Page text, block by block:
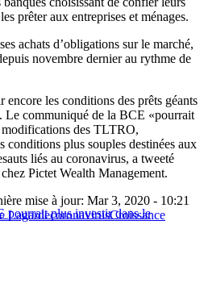
prêter aux entreprises et ménages.
achats d’obligations sur le marché,
novembre dernier au rythme de
encore les conditions des prêts géants
Le communiqué de la BCE «pourrait
des TLTRO,
conditions plus souples destinées aux
liés au coronavirus, a tweeté
Pictet Wealth Management.
pourrait plus investir dans le
mise à jour: Mar 3, 2020 - 10:21
LagardecoronavirusCroissance